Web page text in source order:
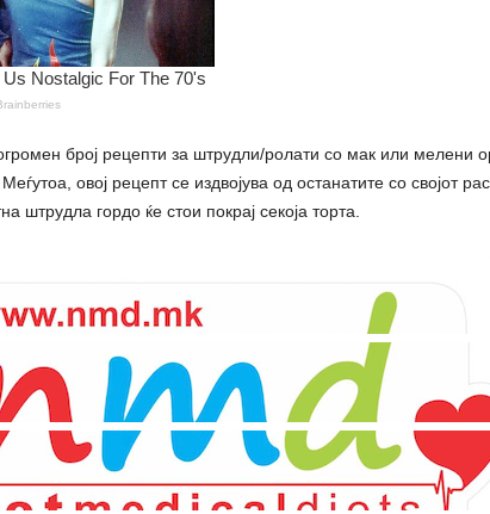
број рецепти за штрудли/ролати со мак или мелени
овој рецепт се издвојува од останатите со својот
штрудла гордо ќе стои покрај секоја торта.